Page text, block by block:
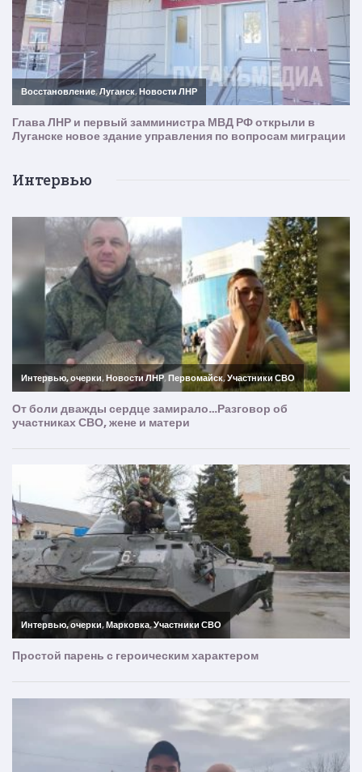
Интервью